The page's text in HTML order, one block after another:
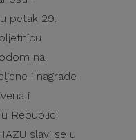
petak 29.
na
i nagrade
i
Republici
slavi se u